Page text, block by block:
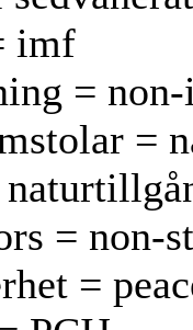
imf
=
=
= non-
=